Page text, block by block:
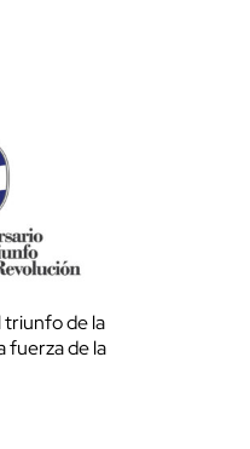
triunfo de la
fuerza de la